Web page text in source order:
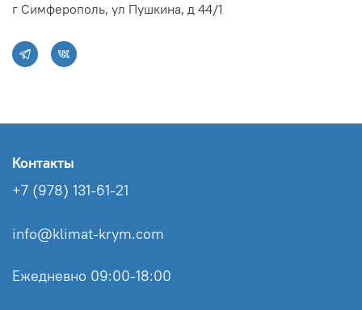
г Симферополь, ул Пушкина, д 44/1
Контакты
+7 (978) 131-61-21
info@klimat-krym.com
Ежедневно 09:00-18:00